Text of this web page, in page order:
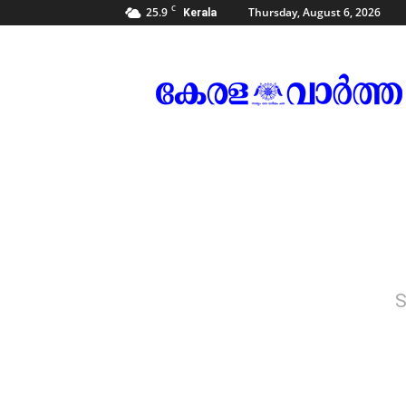
25.9 C Kerala Thursday, August 6, 2026
Vartha